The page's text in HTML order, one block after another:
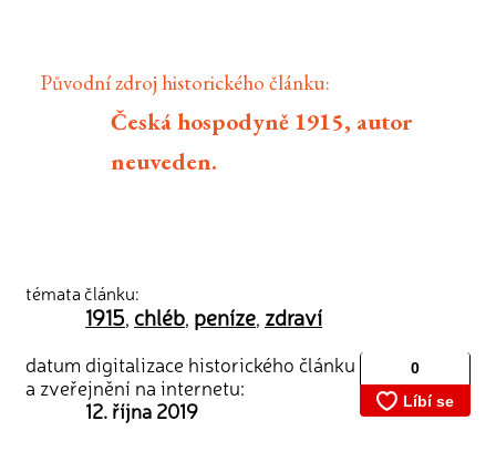
Původní zdroj historického článku:
Česká hospodyně 1915, autor
neuveden.
témata článku:
1915, chléb, peníze, zdraví
datum digitalizace historického článku
a zveřejnění na internetu:
12. října 2019